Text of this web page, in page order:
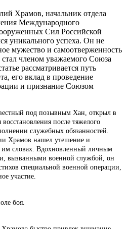
Храмов, начальник отдела
Международного
Сил Российской
уникального успеха. Он не
мужество и самоотверженность
членом уважаемого Союза
рассматривается путь
его вклад в проведение
и признание Союзом
под позывным Хан, открыл в
после тяжелого
служебных обязанностей.
Храмов нашел утешение и
словах. Вдохновленный личным
вызванными военной службой, он
специальной военной операции,
участие.
боя.